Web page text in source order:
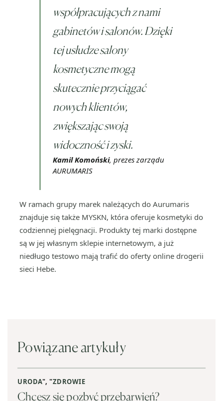
współpracujących z nami
gabinetów i salonów. Dzięki
tej usłudze salony
kosmetyczne mogą
skutecznie przyciągać
nowych klientów,
zwiększając swoją
widoczność i zyski.
Kamil Komoński, prezes zarządu
AURUMARIS
W ramach grupy marek należących do Aurumaris
znajduje się także MYSKN, która oferuje kosmetyki do
codziennej pielęgnacji. Produkty tej marki dostępne
są w jej własnym sklepie internetowym, a już
niedługo testowo mają trafić do oferty online drogerii
sieci Hebe.
Powiązane artykuły
URODA", "ZDROWIE
Chcesz się pozbyć przebarwień?